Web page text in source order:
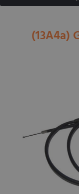
(13A4a)